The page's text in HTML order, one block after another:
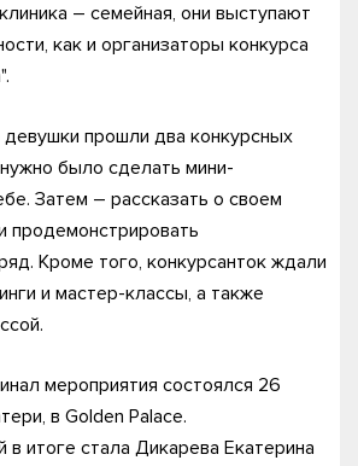
– семейная, они выступают
как и организаторы конкурса
прошли два конкурсных
было сделать мини-
Затем – рассказать о своем
продемонстрировать
Кроме того, конкурсанток ждали
и мастер-классы, а также
мероприятия состоялся 26
в Golden Palace.
итоге стала Дикарева Екатерина